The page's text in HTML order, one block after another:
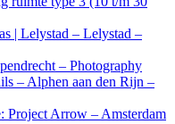
| Lelystad – Lelystad –
– Photography
– Alphen aan den Rijn –
Project Arrow – Amsterdam